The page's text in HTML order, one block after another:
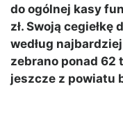
do ogólnej kasy
zł. Swoją cegiełkę
według
zebrano ponad 62
jeszcze z powiatu